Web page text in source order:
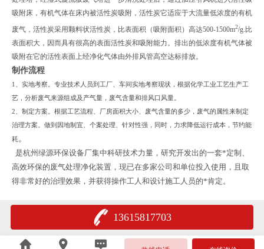
吸附床，有机气体在床内被活性炭吸附，活性炭它适应于大流量低浓度的有机
废气，活性炭采用颗料状活性炭，比表面积（吸附面积）高达500-1500m2/g.比
表面积大，因而具有很高的表面活性炭和吸附能力。排出的低浓度有机气体被
吸附在它的活性表面上经净化气体由外排风管高空达标排放。
制作流程
1
、实地考察。专业技术人员到工厂、车间实地考察现状，根据化学工业工艺生产工
艺，分析废气来源组成及产气量，废气含量和排风口风量。
2 、制定方案。根据工艺流程、厂房面积大小、废气含量的多少，废气的属性来制定
治理方案。做到因地制宜、个案处理、针对性强，同时，力求降低运行成本，节约能
耗 。
是杭州绿源环保设备厂集中科研技术力量，研究开发出的一套*定制、
高效环保的废气处理净化装置，现已在多家公司和单位投入使用，且取
得非常好的治理效果，并获得操作工人和设计施工人员的*肯定。
13615817703